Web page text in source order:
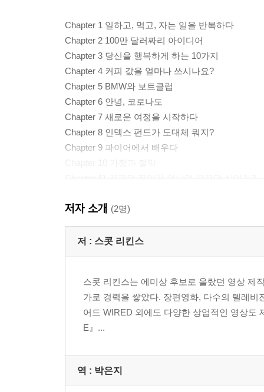
Chapter 1 일하고, 먹고, 자는 일을 반복하다
Chapter 2 100만 달러짜리 아이디어
Chapter 3 당신을 행복하게 하는 10가지
Chapter 4 커피 값을 얼마나 쓰시나요?
Chapter 5 BMW와 보트클럽
Chapter 6 안녕, 코로나도
Chapter 7 새로운 여정을 시작하다
Chapter 8 인덱스 펀드가 도대체 뭐지?
Chapter 9 파이어에서 배우다
Chapter 11 꿈꾸던 집인가 아니면 꿈꾸던 삶인가?
Chapter 13 파이어가 번지고 있다
파이어로 가는 7단계
저자 소개 (2명)
저 : 스콧 리킨스
스콧 리킨스는 에미상 후보로 올랐던 영상 제
가로 경력을 쌓았다. 장편영화, 다수의 텔레
어드 WIRED 외에도 다양한 상업적인 영상도
E』...
역 : 박은지